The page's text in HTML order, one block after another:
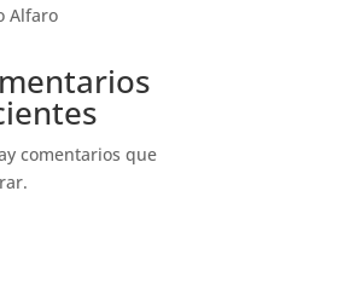
Alfaro
comentarios que